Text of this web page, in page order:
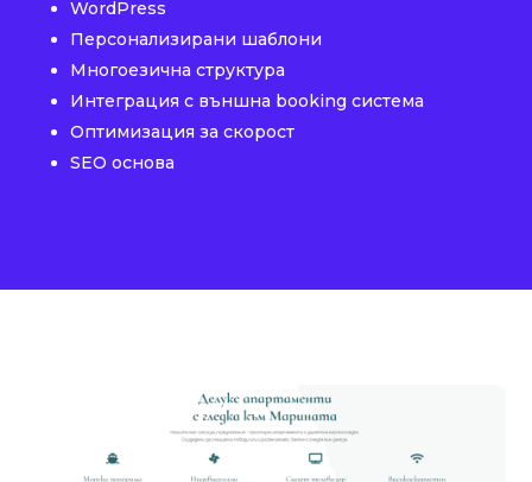
WordPress
Персонализирани шаблони
Многоезична структура
Интеграция с външна booking система
Оптимизация за скорост
SEO основа